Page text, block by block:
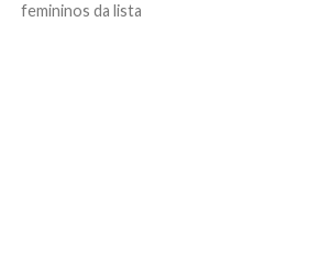
femininos da lista